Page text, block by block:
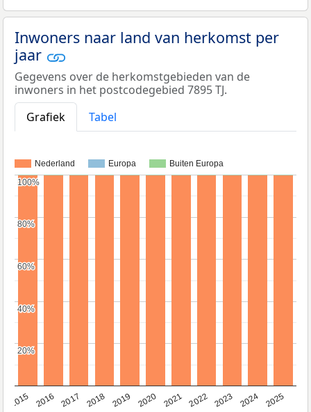
Inwoners naar land van herkomst per
jaar
Gegevens over de herkomstgebieden van de
inwoners in het postcodegebied 7895 TJ.
Grafiek
Tabel
Nederland Europa Buiten Europa
2015 2016 2017 2018 2019 2020 2021 2022 2023 2024 2025
20%
20%
40%
40%
60%
60%
80%
80%
100%
100%